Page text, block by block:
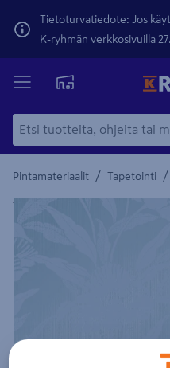
Tietoturvatiedote: Jos
K-ryhmän verkkosivuilla
Pintamateriaalit / Tapetointi /
Yksityiskohtainen kuvaus